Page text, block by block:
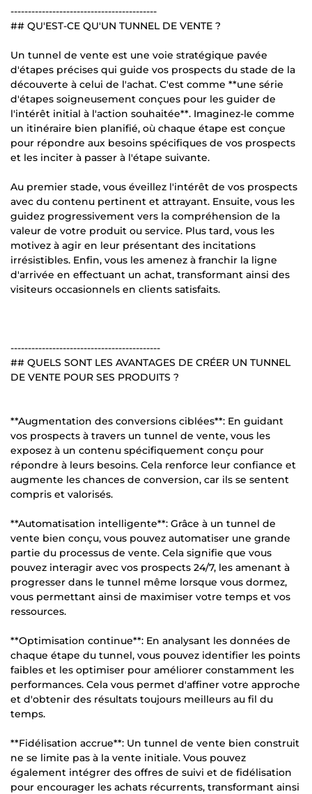
------------------------------------------
## QU'EST-CE QU'UN TUNNEL DE VENTE ?
Un tunnel de vente est une voie stratégique pavée
d'étapes précises qui guide vos prospects du stade de la
découverte à celui de l'achat. C'est comme **une série
d'étapes soigneusement conçues pour les guider de
l'intérêt initial à l'action souhaitée**. Imaginez-le comme
un itinéraire bien planifié, où chaque étape est conçue
pour répondre aux besoins spécifiques de vos prospects
et les inciter à passer à l'étape suivante.
Au premier stade, vous éveillez l'intérêt de vos prospects
avec du contenu pertinent et attrayant. Ensuite, vous les
guidez progressivement vers la compréhension de la
valeur de votre produit ou service. Plus tard, vous les
motivez à agir en leur présentant des incitations
irrésistibles. Enfin, vous les amenez à franchir la ligne
d'arrivée en effectuant un achat, transformant ainsi des
visiteurs occasionnels en clients satisfaits.
-------------------------------------------
## QUELS SONT LES AVANTAGES DE CRÉER UN TUNNEL
DE VENTE POUR SES PRODUITS ?
**Augmentation des conversions ciblées**: En guidant
vos prospects à travers un tunnel de vente, vous les
exposez à un contenu spécifiquement conçu pour
répondre à leurs besoins. Cela renforce leur confiance et
augmente les chances de conversion, car ils se sentent
compris et valorisés.
**Automatisation intelligente**: Grâce à un tunnel de
vente bien conçu, vous pouvez automatiser une grande
partie du processus de vente. Cela signifie que vous
pouvez interagir avec vos prospects 24/7, les amenant à
progresser dans le tunnel même lorsque vous dormez,
vous permettant ainsi de maximiser votre temps et vos
ressources.
**Optimisation continue**: En analysant les données de
chaque étape du tunnel, vous pouvez identifier les points
faibles et les optimiser pour améliorer constamment les
performances. Cela vous permet d'affiner votre approche
et d'obtenir des résultats toujours meilleurs au fil du
temps.
**Fidélisation accrue**: Un tunnel de vente bien construit
ne se limite pas à la vente initiale. Vous pouvez
également intégrer des offres de suivi et de fidélisation
pour encourager les achats récurrents, transformant ainsi